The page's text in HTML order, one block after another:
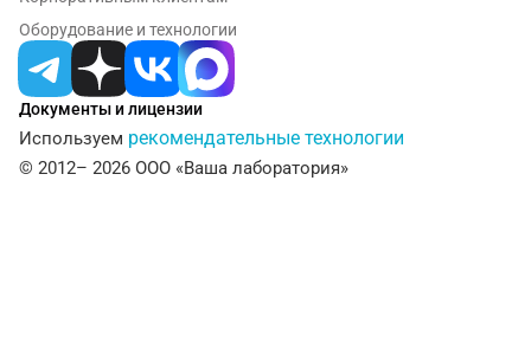
Обнинск
Одинцово
Орел
Документы и лицензии
Используем рекомендательные технологии
© 2012– 2026 ООО «Ваша лаборатория»
Оборудование и технологии